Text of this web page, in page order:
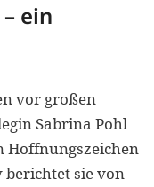
ein
vor großen
Sabrina Pohl
Hoffnungszeichen
berichtet sie von
nutzen
Cookies zu